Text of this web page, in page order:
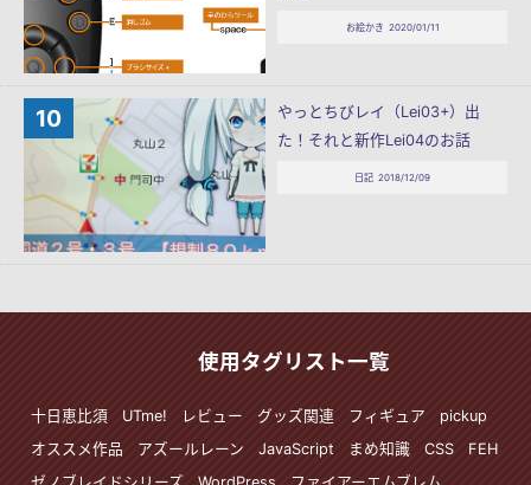
お絵かき 2020/01/11
やっとちびレイ（Lei03+）出
た！それと新作Lei04のお話
日記 2018/12/09
使用タグリスト一覧
十日恵比須 UTme! レビュー グッズ関連 フィギュア
pickup
オススメ作品
アズールレーン JavaScript まめ知識 CSS
FEH